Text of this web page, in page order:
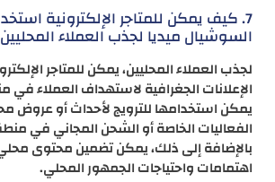
7. كيف يمكن للمتاجر الإلكترونية
السوشيال ميديا لجذب العملاء
لجذب العملاء المحليين، يمكن للمتاجر
الإعلانات الجغرافية لاستهداف العملاء
يمكن استخدامها للترويج لأحداث أو عروض
الفعاليات الخاصة أو الشحن المجاني في
بالإضافة إلى ذلك، يمكن تضمين محتوى
اهتمامات واحتياجات الجمهور المحلي.